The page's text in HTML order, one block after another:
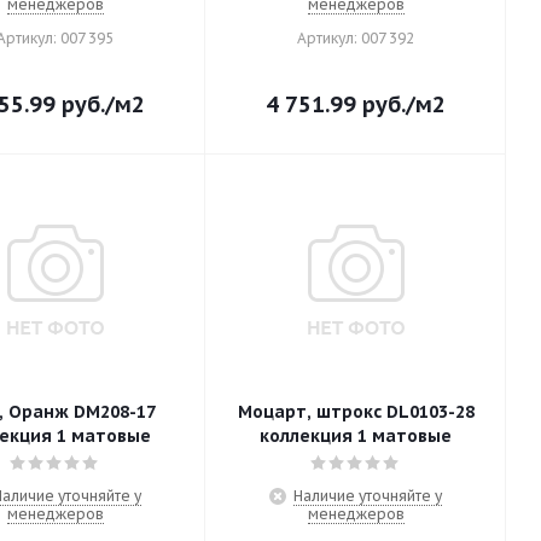
менеджеров
007 395
руб./м2
менеджеров
Артикул: 007 392
4 751.99 руб./м2
Оранж DM208-17
1 матовые
уточняйте у
менеджеров
Моцарт, штрокс DL0103-28
коллекция 1 матовые
Наличие уточняйте у
менеджеров